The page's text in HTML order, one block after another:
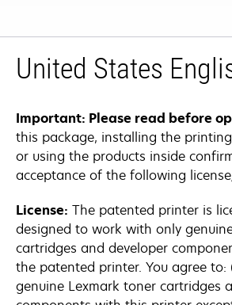
United States
Important: Please read before
this package, installing the
or using the products inside
acceptance of the following
License: The patented printer is
designed to work with only
cartridges and developer
the patented printer. You agree to:
genuine Lexmark toner cartridges